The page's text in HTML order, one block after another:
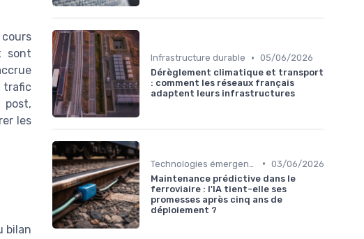
cours
sont
trafic
post,
les
bilan
Infrastructure durable • 05/06/2026
Dérèglement climatique et transport
: comment les réseaux français
adaptent leurs infrastructures
• 03/06/2026
Maintenance prédictive dans le
ferroviaire : l'IA tient-elle ses
promesses après cinq ans de
déploiement ?